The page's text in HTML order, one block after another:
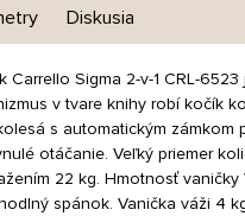
Diskusia
Carrello Sigma 2-v-1 CRL-
v tvare knihy robí kočík
s automatickým
otáčanie. Veľký priemer
22 kg. Hmotnosť
spánok. Vanička váži 4